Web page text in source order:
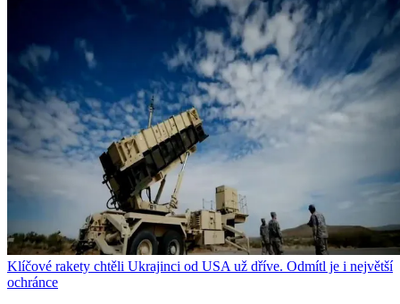
Klíčové rakety chtěli Ukrajinci od USA už dříve. Odmítl je i největší
ochránce